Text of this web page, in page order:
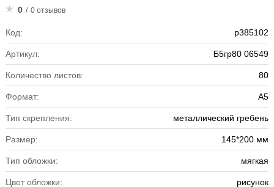
0 / 0 отзывов
Код: р385102
Артикул: Б5гр80 06549
Количество листов: 80
Формат: А5
Тип скрепления: металлический гребень
Размер: 145*200 мм
Тип обложки: мягкая
Цвет обложки: рисунок